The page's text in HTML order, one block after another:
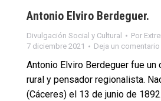
Antonio Elviro Berdeguer.
Divulgación Social y Cultural Por
7 diciembre 2021
Deja un comentario
Antonio Elviro Berdeguer fue
rural y pensador regionalista.
(Cáceres) el 13 de junio de